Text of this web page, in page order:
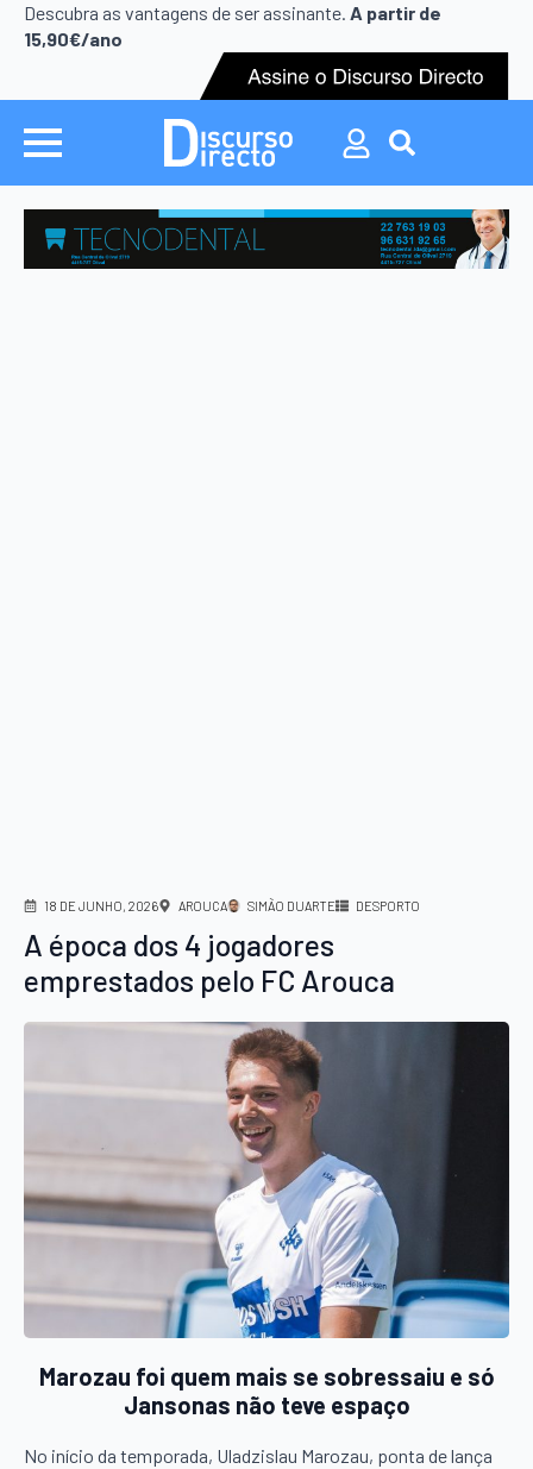
Descubra as vantagens de ser assinante. A partir de
15,90€/ano
Search
for:
Search
18 DE JUNHO, 2026 AROUCA SIMÃO DUARTE DESPORTO
A época dos 4 jogadores
emprestados pelo FC Arouca
Marozau foi quem mais se sobressaiu e só
Jansonas não teve espaço
No início da temporada, Uladzislau Marozau, ponta de lança